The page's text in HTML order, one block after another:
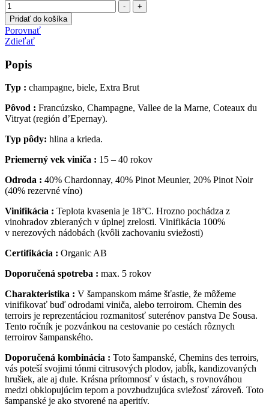
-
+
Pridať do košíka
Porovnať
Zdieľať
Popis
Typ : champagne, biele, Extra Brut
Pôvod : Francúzsko, Champagne, Vallee de la Marne, Coteaux du
Vitryat (región d’Epernay).
Typ pôdy: hlina a krieda.
Priemerný vek viniča : 15 – 40 rokov
Odroda : 40% Chardonnay, 40% Pinot Meunier, 20% Pinot Noir
(40% rezervné víno)
Vinifikácia : Teplota kvasenia je 18°C. Hrozno pochádza z
vinohradov zbieraných v úplnej zrelosti. Vinifikácia 100%
v nerezových nádobách (kvôli zachovaniu sviežosti)
Certifikácia : Organic AB
Doporučená spotreba : max. 5 rokov
Charakteristika : V šampanskom máme šťastie, že môžeme
vinifikovať buď odrodami viniča, alebo terroirom. Chemin des
terroirs je reprezentáciou rozmanitosť suterénov panstva De Sousa.
Tento ročník je pozvánkou na cestovanie po cestách rôznych
terroirov šampanského.
Doporučená kombinácia : Toto šampanské, Chemins des terroirs,
vás poteší svojimi tónmi citrusových plodov, jabĺk, kandizovaných
hrušiek, ale aj dule. Krásna prítomnosť v ústach, s rovnováhou
medzi obklopujúcim tepom a povzbudzujúca sviežosť zároveň. Toto
šampanské je ako stvorené na aperitív.